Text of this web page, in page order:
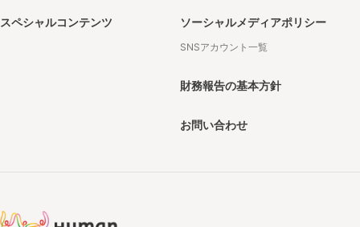
スペシャルコンテンツ ソーシャルメディアポリシー
SNSアカウント一覧
財務報告の基本方針
お問い合わせ